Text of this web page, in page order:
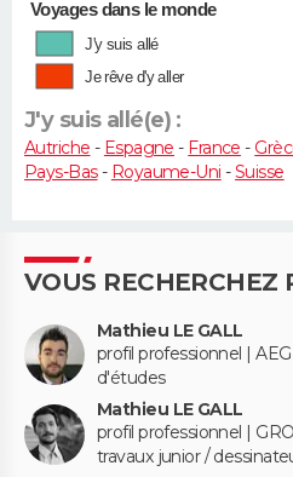
Voyages dans le monde
J'y suis allé
Je rêve d'y aller
J'y suis allé(e) :
Autriche - Espagne - France -
Pays-Bas- Royaume-Uni -Suisse
VOUS RECHERCHEZ
Mathieu LE GALL
profil professionnel |
d'études
Mathieu LE GALL
profil professionnel |
travaux junior /